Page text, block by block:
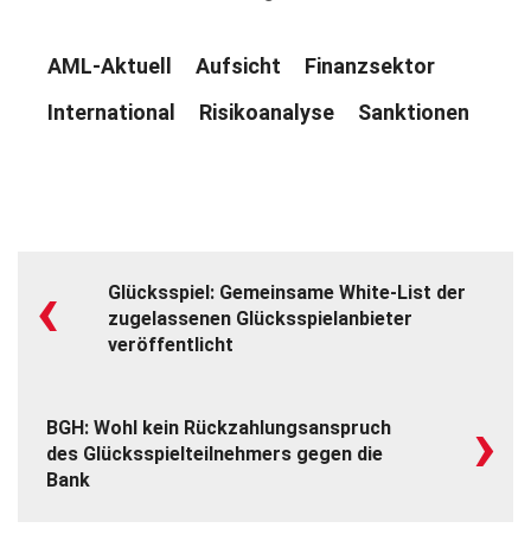
AML-Aktuell Aufsicht
Finanzsektor
International
Risikoanalyse Sanktionen
‹
Glücksspiel: Gemeinsame White-List der
zugelassenen Glücksspielanbieter
veröffentlicht
BGH: Wohl kein Rückzahlungsanspruch
des Glücksspielteilnehmers gegen die
Bank
›